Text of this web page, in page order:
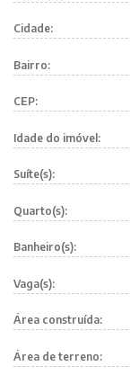
Cidade:
Bairro:
CEP:
Idade do imóvel:
Suíte(s):
Quarto(s):
Banheiro(s):
Vaga(s):
Área construída:
Área de terreno: